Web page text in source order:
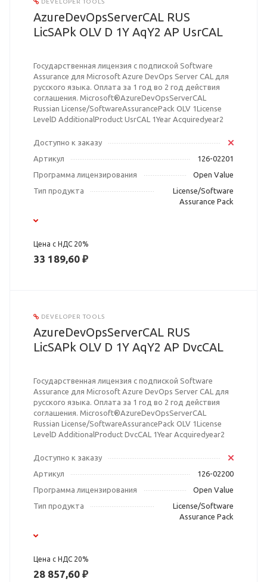
DEVELOPER TOOLS
AzureDevOpsServerCAL RUS
LicSAPk OLV D 1Y AqY2 AP UsrCAL
Государственная лицензия с подпиской Software
Assurance для Microsoft Azure DevOps Server CAL для
русского языка. Оплата за 1 год во 2 год действия
соглашения. Microsoft®AzureDevOpsServerCAL
Russian License/SoftwareAssurancePack OLV 1License
LevelD AdditionalProduct UsrCAL 1Year Acquiredyear2
Доступно к заказу
Артикул
126-02201
Программа лицензирования
Open Value
Тип продукта
License/Software
Assurance Pack
Цена с НДС 20%
33 189,60 ₽
DEVELOPER TOOLS
AzureDevOpsServerCAL RUS
LicSAPk OLV D 1Y AqY2 AP DvcCAL
Государственная лицензия с подпиской Software
Assurance для Microsoft Azure DevOps Server CAL для
русского языка. Оплата за 1 год во 2 год действия
соглашения. Microsoft®AzureDevOpsServerCAL
Russian License/SoftwareAssurancePack OLV 1License
LevelD AdditionalProduct DvcCAL 1Year Acquiredyear2
Доступно к заказу
Артикул
126-02200
Программа лицензирования
Open Value
Тип продукта
License/Software
Assurance Pack
Цена с НДС 20%
28 857,60 ₽